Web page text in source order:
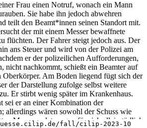
Frau einen Notruf, wonach ein Mann
Sie habe ihn jedoch abwehren
teilt den Beamt*innen seinen Standort mit.
der mit einem Messer bewaffnete
flüchten. Der Fahrer steigt jedoch aus. Der
ans Steuer und wird von der Polizei am
er der polizeilichen Aufforderungen,
nicht nachkommt, schießt ein Beamter auf
Am Boden liegend fügt sich der
der Darstellung zufolge selbst weitere
Er stirbt wenig später im Krankenhaus.
sei er an einer Kombination der
allerdings wären sowohl der Schuss wie
Messerverletzungen für sich allein tödlich
fall/cilip-2023-10